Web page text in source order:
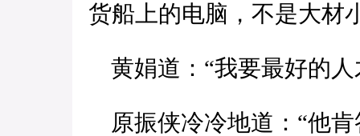
货船上的电脑，不是大材
黄娟道：“我要最好的人
原振侠冷冷地道：“他